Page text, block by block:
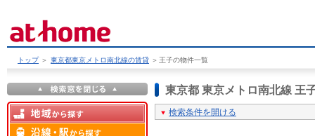
トップ ＞ 東京都東京メトロ南北線の賃貸 ＞ 王子の物件一覧
東京都 東京メトロ南北線 王
検索条件を開ける